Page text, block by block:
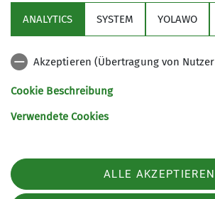
Grundlage für eine
Anfragen und Wünsche
Schwierigkeiten der
Schneeschuhtouren:
Kondition für 2 - 4 Stunden.
I - II = leicht bis mittel: Im
Sektion
Aktuelles
88400 Biberach
Telefon +4973513207575
ANALYTICS SYSTEM YOLAWO
Akzeptieren (Übertragung von
Cookie Beschreibung
Verwendete Cookies
ALLE AKZEPTIEREN